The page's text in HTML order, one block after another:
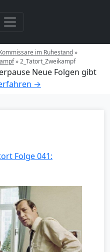
im Ruhestand»
»2_Tatort_Zweikampf
Neue Folgen gibt
→
Folge 041: